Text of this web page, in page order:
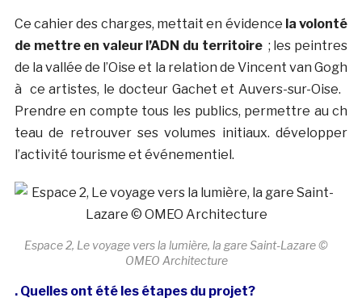
Ce cahier des charges, mettait en évidence la volonté
de mettre en valeur l’ADN du territoire; les peintres
de la vallée de l’Oise et la relation de Vincent van Gogh
à ce artistes, le docteur Gachet et Auvers-sur-Oise.
Prendre en compte tous les publics, permettre au ch
teau de retrouver ses volumes initiaux. développer
l’activité tourisme et événementiel.
Espace 2, Le voyage vers la lumière, la gare Saint-Lazare ©
OMEO Architecture
. Quelles ont été les étapes du projet?